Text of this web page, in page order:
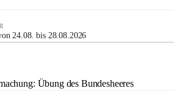
24.08. bis 28.08.2026
Übung des Bundesheeres